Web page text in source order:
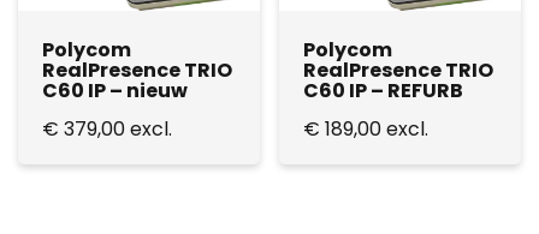
Polycom
RealPresence TRIO
C60 IP – nieuw
€ 379,00excl.
Polycom
RealPresence TRIO
C60 IP – REFURB
€ 189,00excl.